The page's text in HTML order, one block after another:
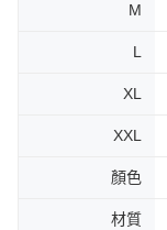
M
L
XL
XXL
顏色
材質